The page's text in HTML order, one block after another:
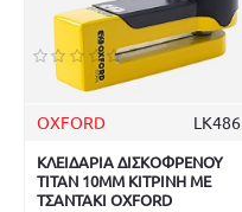
OXFORD LK486
ΚΛΕΙΔΑΡΙΑ ΔΙΣΚΟΦΡΕΝΟΥ
TITAN 10MM ΚΙΤΡΙΝΗ ΜΕ
ΤΣΑΝΤΑΚΙ OXFORD